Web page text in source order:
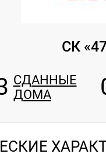
СК
СДАННЫЕ
ДОМА